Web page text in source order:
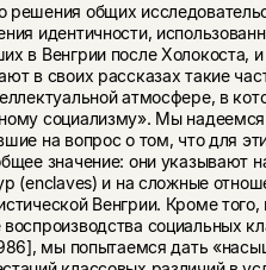
общих
идентичности,
в Венгрии после Холокоста,
в своих рассказах такие
атмо­сфере, в
социа­лизму». Мы надеемся
на вопрос о том, что для
значение: они указывают
(enclaves) и на сложные
Венгрии. Кроме
социальных
мы попыта­емся дать